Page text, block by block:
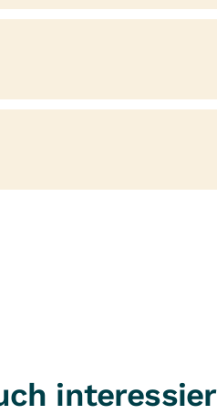
von
ruhigstellende
und